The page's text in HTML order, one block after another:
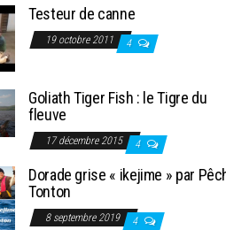
Testeur de canne
19 octobre 2011 4
Goliath Tiger Fish : le Tigre du
fleuve
17 décembre 2015 4
Dorade grise « ikejime » par
Tonton
8 septembre 2019 4